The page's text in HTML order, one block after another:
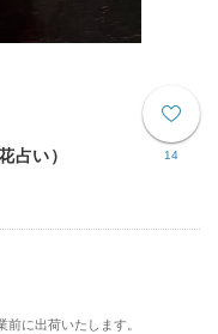
14
い）
に出荷いたします。